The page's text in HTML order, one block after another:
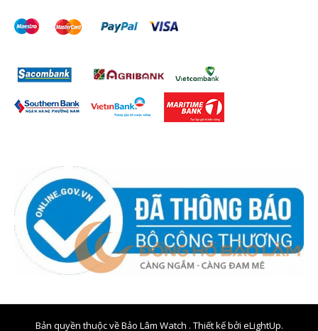
Bản quyền thuộc về Bảo Lâm Watch . Thiết kế bởi eLightUp.